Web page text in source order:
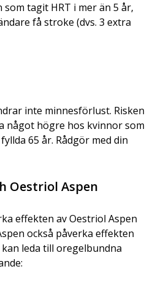
tagit HRT i mer än 5 år,
få stroke (dvs. 3 extra
inte minnesförlust. Risken
något högre hos kvinnor som
65 år. Rådgör med din
Oestriol Aspen
effekten av Oestriol Aspen
också påverka effekten
leda till oregelbundna